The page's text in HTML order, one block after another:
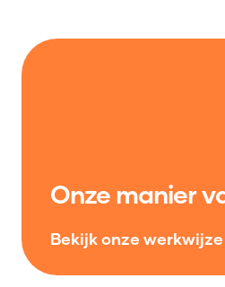
Onze manier
Bekijk onze werkwijze